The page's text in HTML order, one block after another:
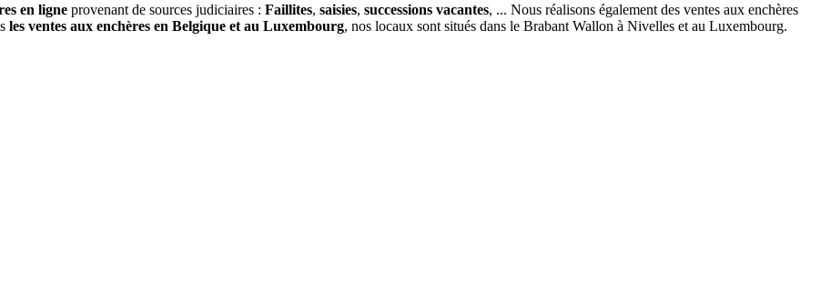
en ligne provenant de sources judiciaires : Faillites, saisies, successions vacantes, ... Nous réalisons également des ventes aux enchères
les ventes aux enchères en Belgique et au Luxembourg, nos locaux sont situés dans le Brabant Wallon à Nivelles et au Luxembourg.